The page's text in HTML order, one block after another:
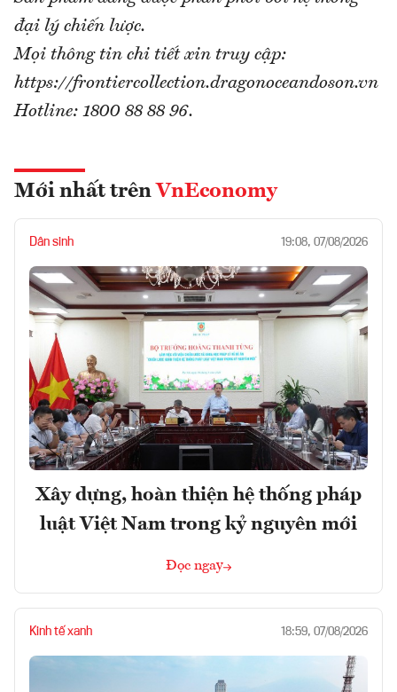
đại lý chiến lược.
Mọi thông tin chi tiết xin truy cập:
https://frontiercollection.dragonoceandoson.vn
Hotline: 1800 88 88 96.
Mới nhất trên VnEconomy
Dân sinh 19:08, 07/08/2026
Xây dựng, hoàn thiện hệ thống pháp
luật Việt Nam trong kỷ nguyên mới
Đọc ngay
Kinh tế xanh 18:59, 07/08/2026